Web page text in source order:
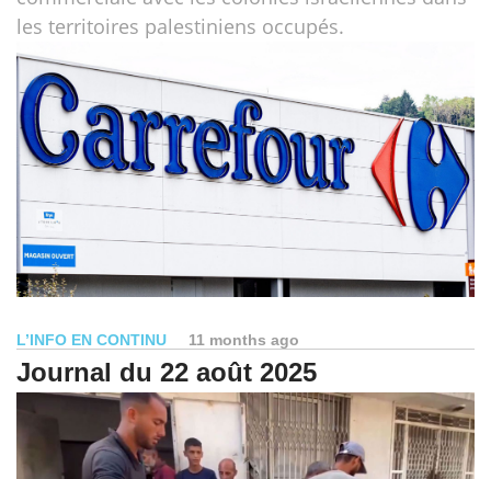
les territoires palestiniens occupés.
L’INFO EN CONTINU 11 months ago
Journal du 22 août 2025